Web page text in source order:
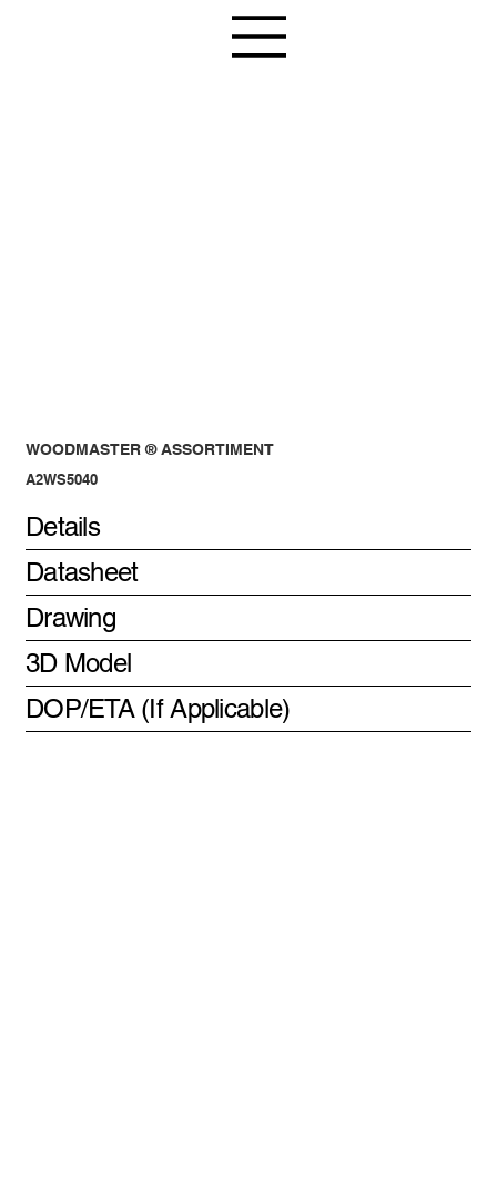
WOODMASTER ® ASSORTIMENT
A2WS5040
Details
Datasheet
Drawing
3D Model
DOP/ETA (If Applicable)